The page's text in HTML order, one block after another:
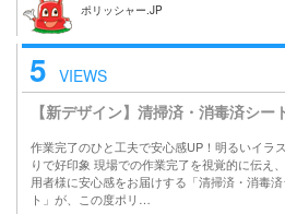
ポリッシャー.JP
5 VIEWS
【新デザイン】清掃済・消毒済シー
作業完了のひと工夫で安心感UP！明るいイラ
りで好印象 現場での作業完了を視覚的に伝え
用者様に安心感をお届けする「清掃済・消毒済
ト」が、この度ポリ…